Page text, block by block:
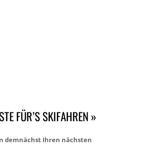
FÜR’S SKIFAHREN »
demnächst Ihren nächsten